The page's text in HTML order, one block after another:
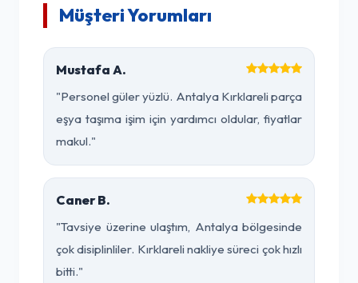
Müşteri Yorumları
Mustafa A.
"Personel güler yüzlü. Antalya Kırklareli parça
eşya taşıma işim için yardımcı oldular, fiyatlar
makul."
Caner B.
"Tavsiye üzerine ulaştım, Antalya bölgesinde
çok disiplinliler. Kırklareli nakliye süreci çok hızlı
bitti."